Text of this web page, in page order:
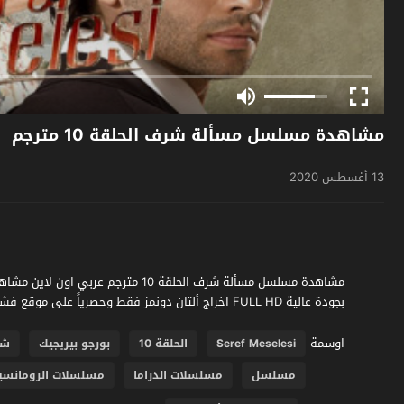
مشاهدة مسلسل مسألة شرف الحلقة 10 مترجم
13 أغسطس 2020
بجودة عالية FULL HD اخراج ألتان دونمز فقط وحصرياً على موقع فشار الجديد
اوسمة
Seref Meselesi الحلقة 10 بورجو بيريجيك
مسلسل
مسلسلات الدراما مسلسلات